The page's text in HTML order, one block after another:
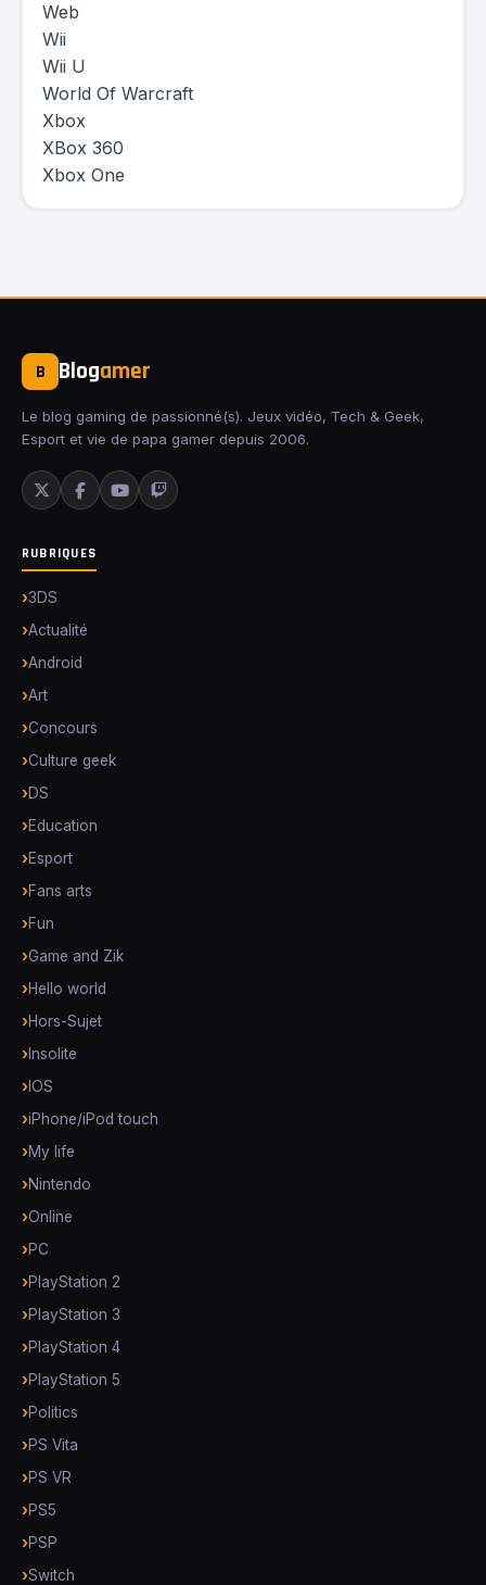
Web
Wii
Wii U
World Of Warcraft
Xbox
XBox 360
Xbox One
B Blogamer
Le blog gaming de passionné(s). Jeux vidéo, Tech & Geek,
Esport et vie de papa gamer depuis 2006.
RUBRIQUES
3DS
Actualité
Android
Art
Concours
Culture geek
DS
Education
Esport
Fans arts
Fun
Game and Zik
Hello world
Hors-Sujet
Insolite
IOS
iPhone/iPod touch
My life
Nintendo
Online
PC
PlayStation 2
PlayStation 3
PlayStation 4
PlayStation 5
Politics
PS Vita
PS VR
PS5
PSP
Switch